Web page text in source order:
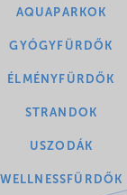
AQUAPARKOK
GYÓGYFÜRDŐK
ÉLMÉNYFÜRDŐK
STRANDOK
USZODÁK
WELLNESSFÜRDŐK